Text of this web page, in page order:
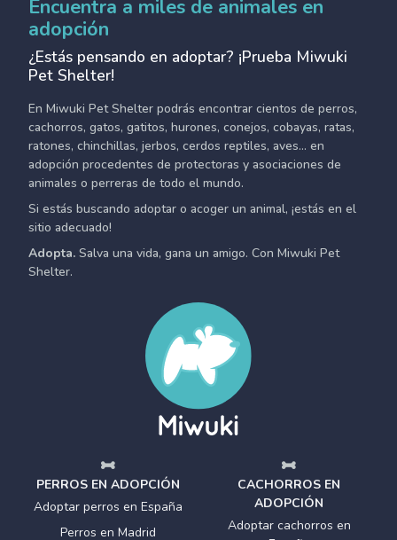
Encuentra a miles de animales en
adopción
¿Estás pensando en adoptar? ¡Prueba Miwuki
Pet Shelter!
En Miwuki Pet Shelter podrás encontrar cientos de perros,
cachorros, gatos, gatitos, hurones, conejos, cobayas, ratas,
ratones, chinchillas, jerbos, cerdos reptiles, aves... en
adopción procedentes de protectoras y asociaciones de
animales o perreras de todo el mundo.
Si estás buscando adoptar o acoger un animal, ¡estás en el
sitio adecuado!
Adopta. Salva una vida, gana un amigo. Con Miwuki Pet
Shelter.
PERROS EN ADOPCIÓN
Adoptar perros en España
Perros en Madrid
CACHORROS EN
ADOPCIÓN
Adoptar cachorros en